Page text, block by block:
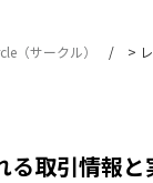
（サークル） >
る取引情報